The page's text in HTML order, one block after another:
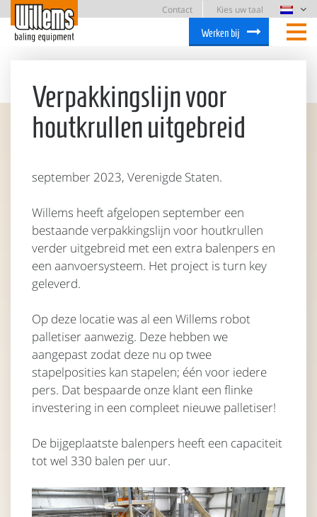
Contact
Kies uw taal
Werken bij
Verpakkingslijn voor
houtkrullen uitgebreid
september 2023, Verenigde Staten.
Willems heeft afgelopen september een
bestaande verpakkingslijn voor houtkrullen
verder uitgebreid met een extra balenpers en
een aanvoersysteem. Het project is turn key
geleverd.
Op deze locatie was al een Willems robot
palletiser aanwezig. Deze hebben we
aangepast zodat deze nu op twee
stapelposities kan stapelen; één voor iedere
pers. Dat bespaarde onze klant een flinke
investering in een compleet nieuwe palletiser!
De bijgeplaatste balenpers heeft een capaciteit
tot wel 330 balen per uur.